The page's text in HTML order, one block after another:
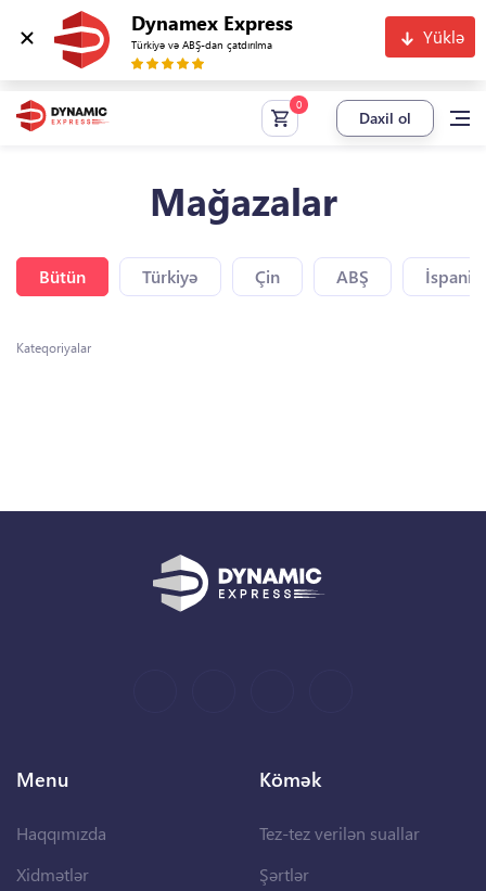
Dynamex Express
Türkiyə və ABŞ-dan çatdırılma Yüklə
Daxil ol
Mağazalar
Bütün Türkiyə Çin ABŞ
Kateqoriyalar
Menu
Haqqımızda
Xidmətlər
Kömək
Tez-tez verilən suallar
Şərtlər